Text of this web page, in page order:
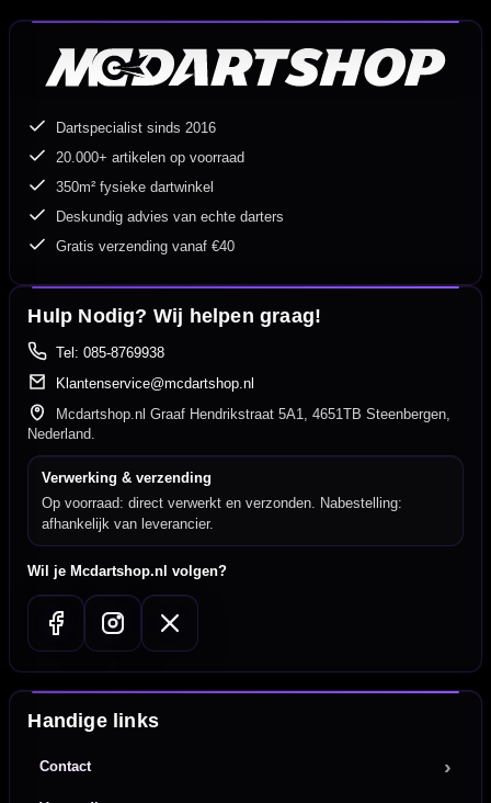
Dartspecialist sinds 2016
20.000+ artikelen op voorraad
350m² fysieke dartwinkel
Deskundig advies van echte darters
Gratis verzending vanaf €40
Hulp Nodig? Wij helpen graag!
Tel: 085-8769938
Klantenservice@mcdartshop.nl
Mcdartshop.nl Graaf Hendrikstraat 5A1, 4651TB Steenbergen,
Nederland.
Verwerking & verzending
Op voorraad: direct verwerkt en verzonden. Nabestelling:
afhankelijk van leverancier.
Wil je Mcdartshop.nl volgen?
Handige links
Contact